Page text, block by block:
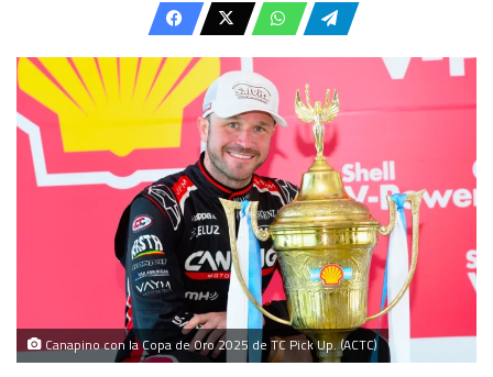
email
Canapino con la Copa de Oro 2025 de TC Pick Up. (ACTC)